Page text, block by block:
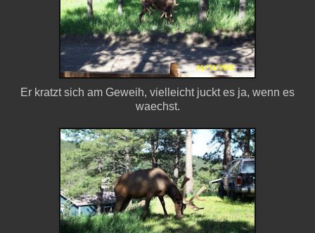
Er kratzt sich am Geweih, vielleicht juckt es ja, wenn es
waechst.